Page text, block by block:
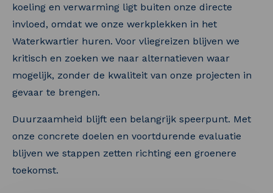
koeling en verwarming ligt buiten onze directe
invloed, omdat we onze werkplekken in het
Waterkwartier huren. Voor vliegreizen blijven we
kritisch en zoeken we naar alternatieven waar
mogelijk, zonder de kwaliteit van onze projecten in
gevaar te brengen.
Duurzaamheid blijft een belangrijk speerpunt. Met
onze concrete doelen en voortdurende evaluatie
blijven we stappen zetten richting een groenere
toekomst.